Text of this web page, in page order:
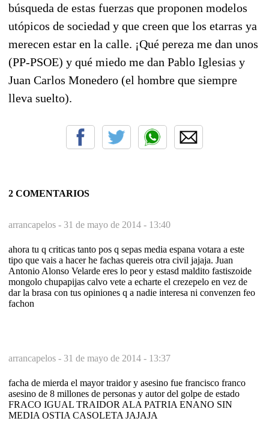
búsqueda de estas fuerzas que proponen modelos
utópicos de sociedad y que creen que los etarras ya
merecen estar en la calle. ¡Qué pereza me dan unos
(PP-PSOE) y qué miedo me dan Pablo Iglesias y
Juan Carlos Monedero (el hombre que siempre
lleva suelto).
2 COMENTARIOS
arrancapelos - 31 de mayo de 2014 - 13:40
ahora tu q criticas tanto pos q sepas media espana votara a este
tipo que vais a hacer he fachas quereis otra civil jajaja. Juan
Antonio Alonso Velarde eres lo peor y estasd maldito fastiszoide
mongolo chupapijas calvo vete a echarte el crezepelo en vez de
dar la brasa con tus opiniones q a nadie interesa ni convenzen feo
fachon
arrancapelos - 31 de mayo de 2014 - 13:37
facha de mierda el mayor traidor y asesino fue francisco franco
asesino de 8 millones de personas y autor del golpe de estado
FRACO IGUAL TRAIDOR ALA PATRIA ENANO SIN
MEDIA OSTIA CASOLETA JAJAJA